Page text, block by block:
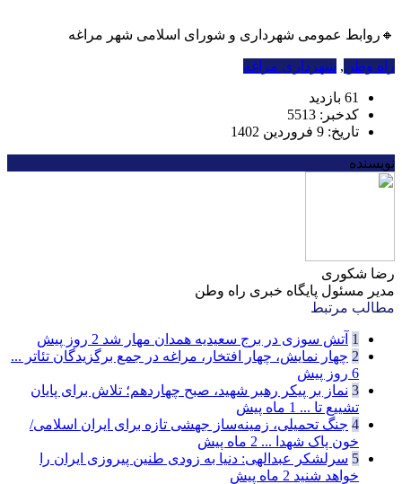
🔸روابط عمومی شهرداری و شورای اسلامی شهر مراغه
راه وطن, شهرداری مراغه
61 بازدید
کدخبر: 5513
تاریخ: 9 فروردین 1402
نویسنده
رضا شکوری
مدیر مسئول پایگاه خبری راه وطن
مطالب مرتبط
1 آتش سوزی در برج سعیدیه همدان مهار شد 2 روز پیش
2 چهار نمایش، چهار افتخار، مراغه در جمع برگزیدگان تئاتر ...
6 روز پیش
3 نماز بر پیکر رهبر شهید، صبح چهاردهم؛ تلاش برای پایان
تشییع تا ... 1 ماه پیش
4 جنگ تحمیلی، زمینه‌ساز جهشی تازه برای ایران اسلامی/
خون پاک شهدا ... 2 ماه پیش
5 سرلشکر عبدالهی: دنیا به زودی طنین پیروزی ایران را
خواهد شنید 2 ماه پیش